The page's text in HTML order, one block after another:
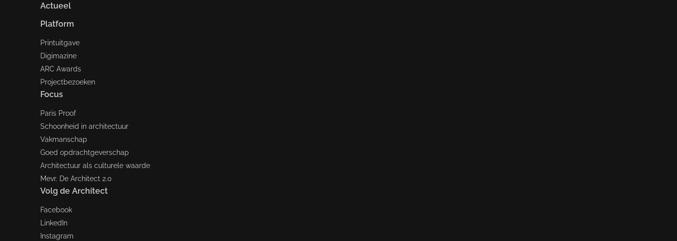
Actueel
Platform
Printuitgave
Digimazine
ARC Awards
Projectbezoeken
Focus
Paris Proof
Schoonheid in architectuur
Vakmanschap
Goed opdrachtgeverschap
Architectuur als culturele waarde
Mevr. De Architect 2.0
Volg de Architect
Facebook
LinkedIn
Instagram